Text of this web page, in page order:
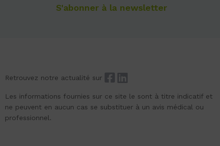
S'abonner à la newsletter
Retrouvez notre actualité sur
Les informations fournies sur ce site le sont à titre indicatif et
ne peuvent en aucun cas se substituer à un avis médical ou
professionnel.